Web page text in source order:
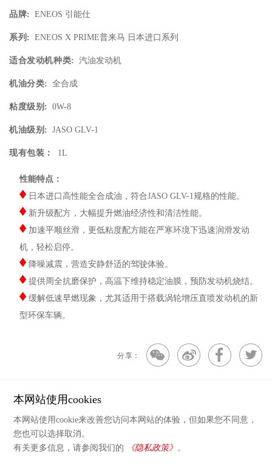
品牌: ENEOS 引能仕
系列: ENEOS X PRIME普来马 日本进口系列
适合发动机种类: 汽油发动机
机油分类: 全合成
粘度级别: 0W-8
机油级别: JASO GLV-1
现有包装： 1L
性能特点：
日本进口高性能全合成油，符合JASO GLV-1规格的性能。
新升级配方，大幅提升燃油经济性和清洁性能。
加速平顺丝滑，更低粘度配方能在严寒环境下迅速润滑发动
机，轻松启停。
降噪减震，营造安静舒适的驾驶体验。
提供周全抗磨保护，高温下维持稳定油膜，预防发动机烧结。
缓解低速早燃现象，尤其适用于搭载涡轮增压直喷发动机的新
型环保车辆。
分享：
下一篇 暂无
分享：
本网站使用cookies
本网站使用cookie来改善您访问本网站的体验，但如果您不同意，
您也可以选择取消。
有关更多信息，请参阅我们的
《隐私政策》 。